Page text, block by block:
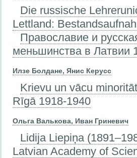
Die russische
Lettland:
Православие и
меньшинства в Латвии
Илзе Болдане, Янис Керусс
Krievu un vācu
Rīgā 1918-1940
Ольга Валькова, Иван Гриневич
Lidija Liepiņa
Latvian Academy of